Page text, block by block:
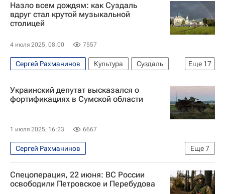
Алексей Гончаренко
Александр Сырский
Верховная Рада Украины
Вооруженные силы Украины
Назло всем дождям: как Суздаль
вдруг стал крутой музыкальной
столицей
4 июля 2025, 08:00 7557
Еще 17
Сергей Рахманинов Культура
Суздаль
Владимирская область
Денис Мацуев
Валерий Гергиев
ЮНЕСКО
Петр Чайковский
Музыка
звезды
Знаменитости
Туризм
Культура
Фото - Культура
Украинский депутат высказался о
фортификациях в Сумской области
1 июля 2025, 16:23 6667
Еще7
Сергей Рахманинов
Специальная военная операция на Украине
В мире
Сумская область
Украина
Спецоперация, 22 июня: ВС России
освободили Петровское и Перебудова